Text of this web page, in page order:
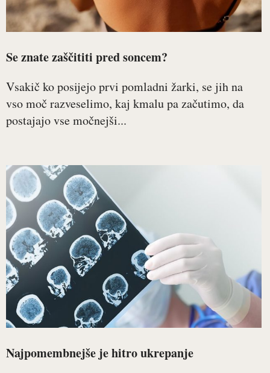
Se znate zaščititi pred soncem?
Vsakič ko posijejo prvi pomladni žarki, se jih na
vso moč razveselimo, kaj kmalu pa začutimo, da
postajajo vse močnejši...
Najpomembnejše je hitro ukrepanje